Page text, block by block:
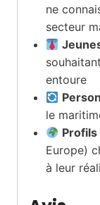
ne
secteur
entoure
le
Europe)
à leur